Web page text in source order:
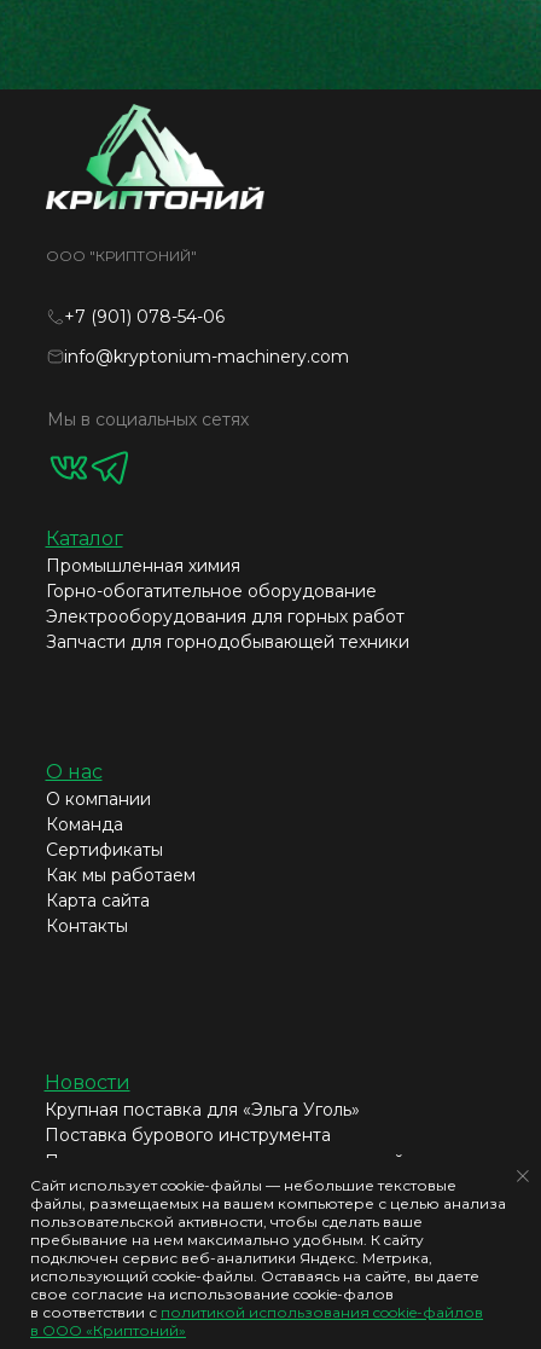
Новости
Крупная поставка для «Эльга Уголь»
Поставка бурового инструмента
Поставим ходовую часть для гусеничной
техники
Доставили мельницу в рекордные сроки
Все новости →
+7 (901) 078-54-06
info@kryptonium-machinery.com
Каталог
Промышленная химия
Горно-обогатительное оборудование
Электрооборудования для горных работ
Запчасти для горнодобывающей техники
О нас
О компании
Команда
Сертификаты
Как мы работаем
Карта сайта
Контакты
Мы в социальных сетях
ООО "КРИПТОНИЙ"
Сайт использует cookie-файлы — небольшие текстовые
файлы, размещаемых на вашем компьютере с целью анализа
пользовательской активности, чтобы сделать ваше
пребывание на нем максимально удобным. К cайту
подключен сервис веб-аналитики Яндекс. Метрика,
использующий cookie-файлы. Оставаясь на сайте, вы даете
свое согласие на использование cookie-фалов
в соответствии с политикой использования cookie-файлов
в ООО «Криптоний»